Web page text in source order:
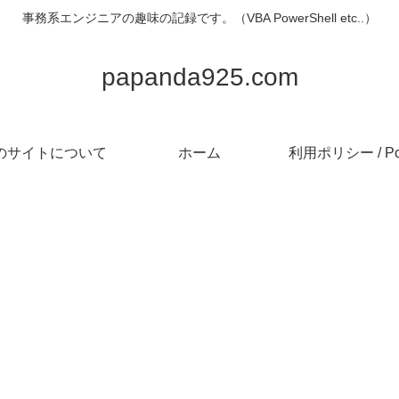
事務系エンジニアの趣味の記録です。（VBA PowerShell etc..）
papanda925.com
サイトについて ホーム 利用ポリシー /